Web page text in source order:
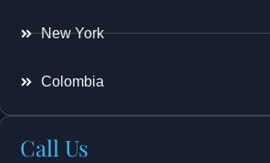
New York
Colombia
Call Us